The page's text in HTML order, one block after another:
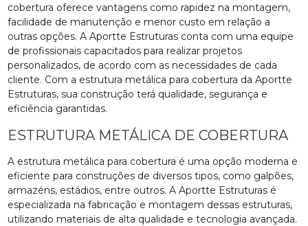
cobertura oferece vantagens como rapidez na montagem,
facilidade de manutenção e menor custo em relação a
outras opções. A Aportte Estruturas conta com uma equipe
de profissionais capacitados para realizar projetos
personalizados, de acordo com as necessidades de cada
cliente. Com a estrutura metálica para cobertura da Aportte
Estruturas, sua construção terá qualidade, segurança e
eficiência garantidas.
ESTRUTURA METÁLICA DE COBERTURA
A estrutura metálica para cobertura é uma opção moderna e
eficiente para construções de diversos tipos, como galpões,
armazéns, estádios, entre outros. A Aportte Estruturas é
especializada na fabricação e montagem dessas estruturas,
utilizando materiais de alta qualidade e tecnologia avançada.